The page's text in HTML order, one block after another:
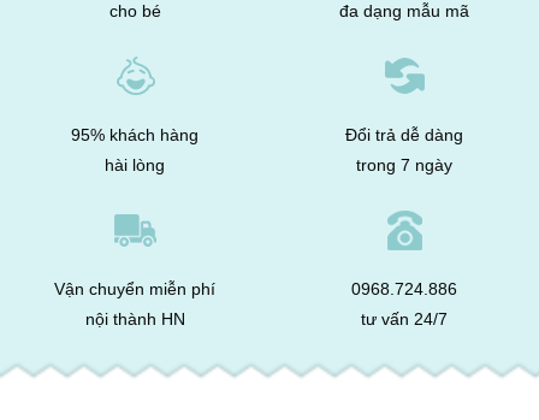
cho bé
đa dạng mẫu mã
95% khách hàng
hài lòng
Đổi trả dễ dàng
trong 7 ngày
Vận chuyển miễn phí
nội thành HN
0968.724.886
tư vấn 24/7